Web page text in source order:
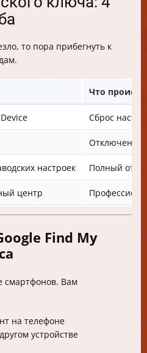
то пора прибегнуть к
Что
Сброс
Отключение
настроек Полный
центр
Find My
смартфонов. Вам
на телефоне
устройстве